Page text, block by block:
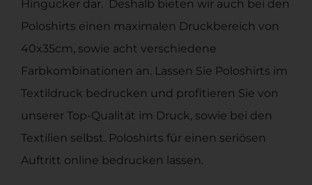
Hingucker dar. Deshalb bieten wir auch bei den
Poloshirts einen maximalen Druckbereich von
40x35cm, sowie acht verschiedene
Farbkombinationen an. Lassen Sie Poloshirts im
Textildruck bedrucken und profitieren Sie von
unserer Top-Qualität im Druck, sowie bei den
Textilien selbst. Poloshirts für einen seriösen
Auftritt online bedrucken lassen.